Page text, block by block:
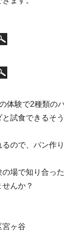
体験で2種類の
試食できるそう
ので、パン作
場で知り合っ
んか？
宮ヶ谷